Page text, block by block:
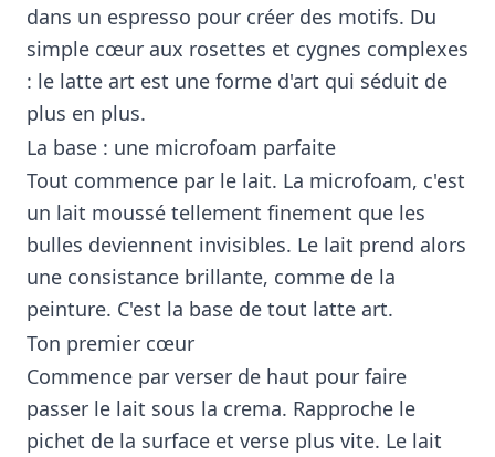
dans un espresso pour créer des motifs. Du
simple cœur aux rosettes et cygnes complexes
: le latte art est une forme d'art qui séduit de
plus en plus.
La base : une microfoam parfaite
Tout commence par le lait. La microfoam, c'est
un lait moussé tellement finement que les
bulles deviennent invisibles. Le lait prend alors
une consistance brillante, comme de la
peinture. C'est la base de tout latte art.
Ton premier cœur
Commence par verser de haut pour faire
passer le lait sous la crema. Rapproche le
pichet de la surface et verse plus vite. Le lait